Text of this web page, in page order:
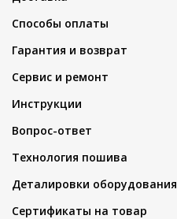
Способы оплаты
Гарантия и возврат
Сервис и ремонт
Инструкции
Вопрос-ответ
Технология пошива
Деталировки оборудования
Сертификаты на товар